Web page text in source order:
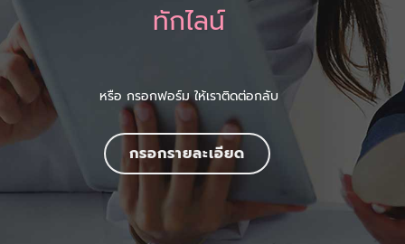
ทักไลน์
หรือ กรอกฟอร์ม ให้เราติดต่อกลับ
กรอกรายละเอียด